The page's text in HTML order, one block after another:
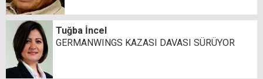
Tuğba İncel
GERMANWINGS KAZASI DAVASI SÜRÜYOR